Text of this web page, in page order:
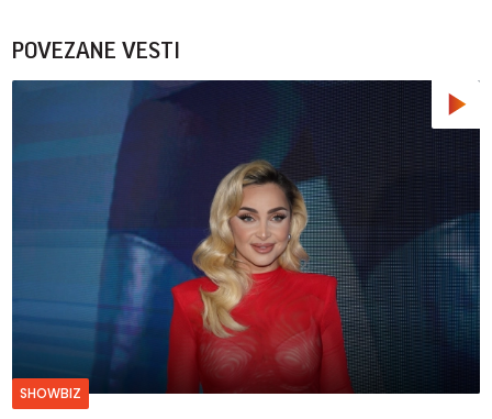
POVEZANE VESTI
SHOWBIZ